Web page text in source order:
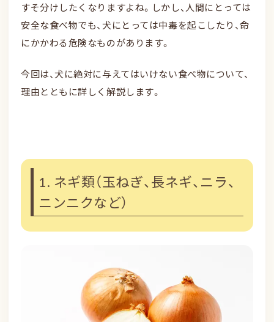
すそ分けしたくなりますよね。しかし、人間にとっては
安全な食べ物でも、犬にとっては中毒を起こしたり、命
にかかわる危険なものがあります。
今回は、犬に絶対に与えてはいけない食べ物について、
理由とともに詳しく解説します。
1. ネギ類（玉ねぎ、長ネギ、ニラ、
ニンニクなど）